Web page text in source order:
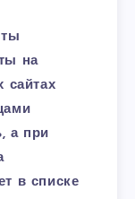
на
сайтах
а при
в списке